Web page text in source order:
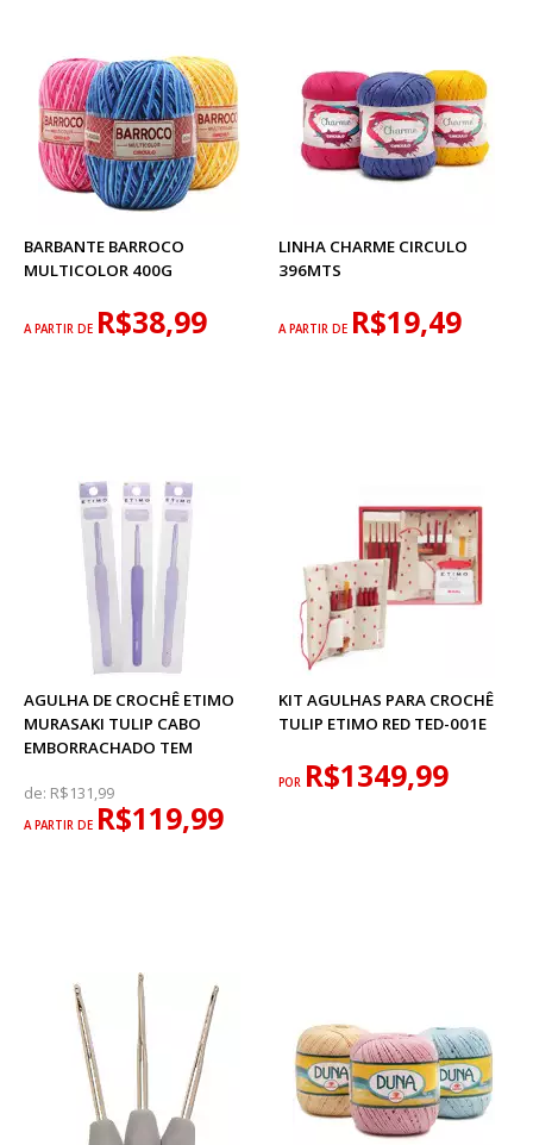
BARBANTE BARROCO
MULTICOLOR 400G
A PARTIR DE R$38,99
LINHA CHARME CIRCULO
396MTS
A PARTIR DE R$19,49
AGULHA DE CROCHÊ ETIMO
MURASAKI TULIP CABO
EMBORRACHADO TEM
de: R$131,99
A PARTIR DE R$119,99
KIT AGULHAS PARA CROCHÊ
TULIP ETIMO RED TED-001E
POR R$1349,99